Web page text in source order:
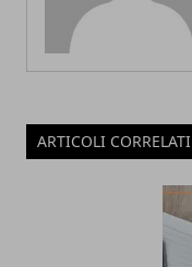
ARTICOLI CORRELATI